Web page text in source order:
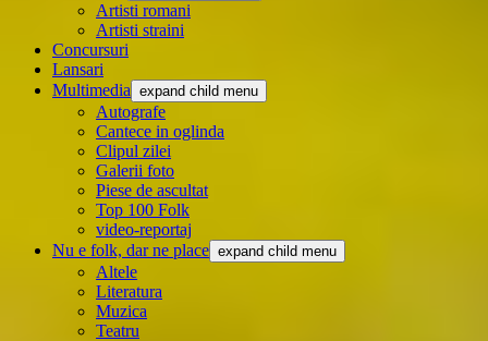
Artisti romani
Artisti straini
Concursuri
Lansari
Multimedia expand child menu
Autografe
Cantece in oglinda
Clipul zilei
Galerii foto
Piese de ascultat
Top 100 Folk
video-reportaj
Nu e folk, dar ne place expand child menu
Altele
Literatura
Muzica
Teatru